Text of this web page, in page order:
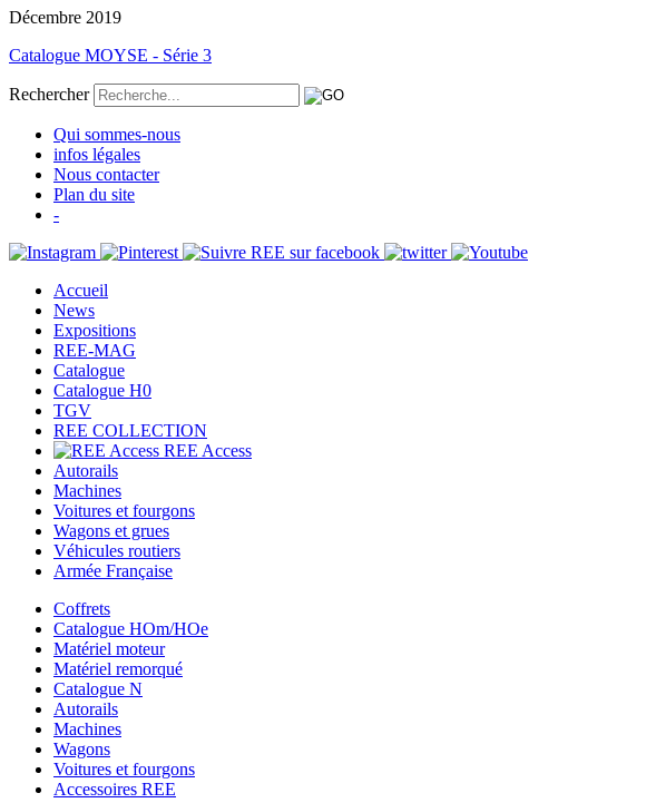
Décembre 2019
Catalogue MOYSE - Série 3
Rechercher
Qui sommes-nous
infos légales
Nous contacter
Plan du site
-
Accueil
News
Expositions
REE-MAG
Catalogue
Catalogue H0
TGV
REE COLLECTION
REE Access
Autorails
Machines
Voitures et fourgons
Wagons et grues
Véhicules routiers
Armée Française
Coffrets
Catalogue HOm/HOe
Matériel moteur
Matériel remorqué
Catalogue N
Autorails
Machines
Wagons
Voitures et fourgons
Accessoires REE